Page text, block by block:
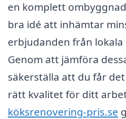
en komplett
bra idé att inhämtar
erbjudanden från
Genom att jämföra
säkerställa att du får
rätt kvalitet för ditt
köksrenovering-pris.se